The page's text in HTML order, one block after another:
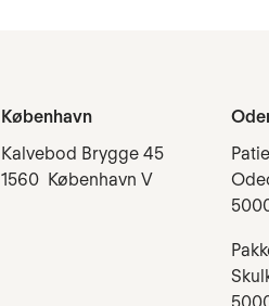
København
Kalvebod Brygge 45
1560 København V